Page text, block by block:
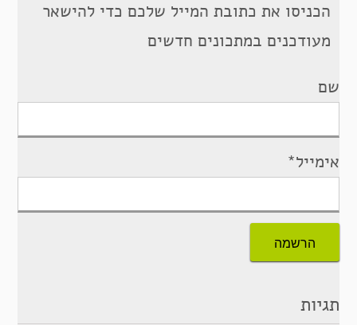
הכניסו את כתובת המייל שלכם כדי להישאר
מעודכנים במתכונים חדשים
שם
אימייל*
תגיות